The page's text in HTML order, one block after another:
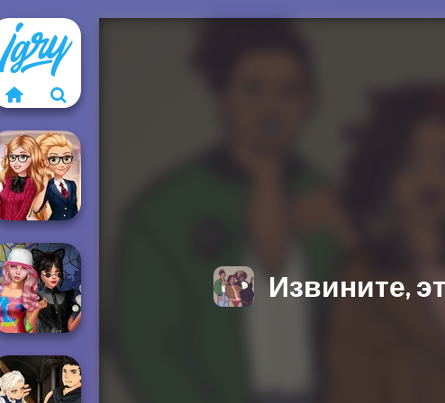
Извините,
Back To School
Fashionistas
Spin The Bottle